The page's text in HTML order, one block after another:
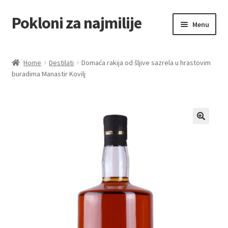
Skip
to
Skip
to
Pokloni za najmilije Menu
Akcija za dan zaljubljenih
Home Destilati
Domaća rakija od šljive sazrela u hrastovim
buradima Manastir Kovilj